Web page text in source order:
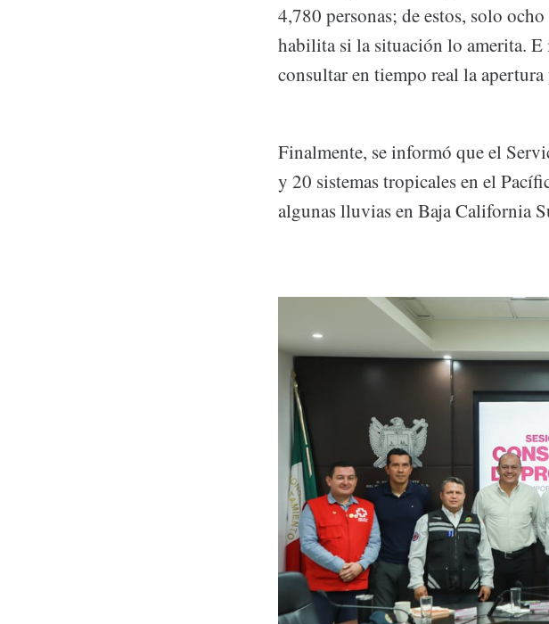
4,780 personas; de estos, solo
habilita si la situación lo amerita. E
consultar en tiempo real la
Finalmente, se informó que el
y 20 sistemas tropicales en el
algunas lluvias en Baja California